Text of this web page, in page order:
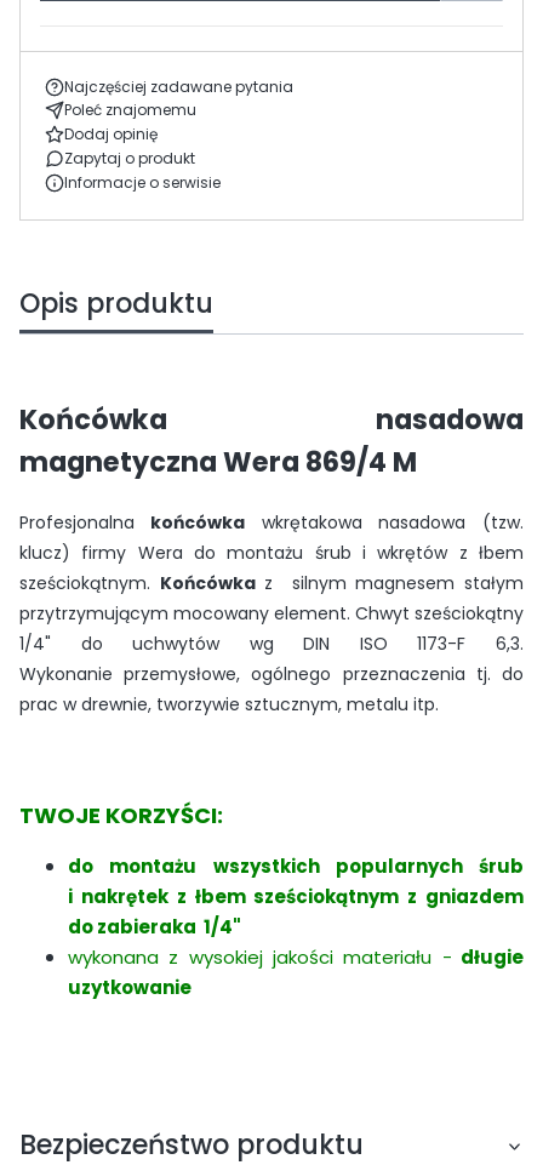
Najczęściej zadawane pytania
Poleć znajomemu
Dodaj opinię
Zapytaj o produkt
Informacje o serwisie
Opis produktu
Końcówka nasadowa
magnetyczna Wera 869/4 M
Profesjonalna końcówkawkrętakowa nasadowa (tzw.
klucz) firmy Wera do montażu śrub i wkrętów z łbem
sześciokątnym. Końcówkaz silnym magnesem stałym
przytrzymującym mocowany element. Chwyt sześciokątny
1/4" do uchwytów wg DIN ISO 1173-F 6,3.
Wykonanie przemysłowe, ogólnego przeznaczenia tj. do
prac w drewnie, tworzywie sztucznym, metalu itp.
TWOJE KORZYŚCI:
do montażu wszystkich popularnych śrub
i nakrętek z łbem sześciokątnym z gniazdem
do zabieraka 1/4"
wykonana z wysokiej jakości materiału - długie
uzytkowanie
Bezpieczeństwo produktu